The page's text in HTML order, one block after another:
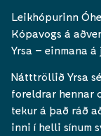
Leikhópurinn
Kópavogs á
Yrsa – einmana á
Nátttröllið Yrsa
foreldrar hennar
tekur á það ráð
inni í helli sínum